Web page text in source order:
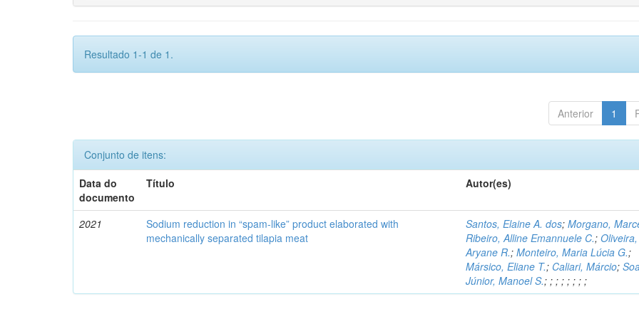
Resultado 1-1 de 1.
Anterior 1
Conjunto de itens:
Data do
documento
Título Autor(es)
2021
Sodium reduction in “spam-like” product elaborated with
mechanically separated tilapia meat
Santos, Elaine A. dos;Morgano,
Ribeiro, Alline Emannuele C.;Oliveira,
Aryane R.;Monteiro, Maria Lúcia G.;
Mársico, Eliane T.; Caliari, Márcio;
Júnior, Manoel S.;;;;;;;;